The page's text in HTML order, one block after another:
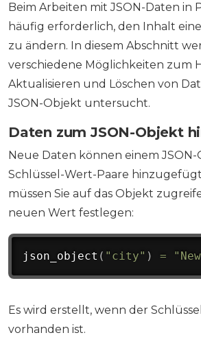
Beim Arbeiten mit JSON-Daten in
häufig erforderlich, den Inhalt
zu ändern. In diesem Abschnitt
verschiedene Möglichkeiten zum
Aktualisieren und Löschen von
JSON-Objekt untersucht.
Daten zum JSON-Objekt
Neue Daten können einem
Schlüssel-Wert-Paare
müssen Sie auf das Objekt
neuen Wert festlegen:
json_object ( "city" ) =
Es wird erstellt, wenn der
vorhanden ist.